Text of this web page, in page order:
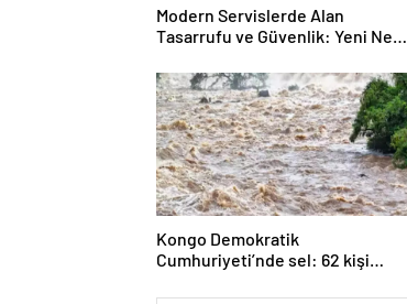
Modern Servislerde Alan
Tasarrufu ve Güvenlik: Yeni Nesil
Kongo Demokratik
Cumhuriyeti’nde sel: 62 kişi